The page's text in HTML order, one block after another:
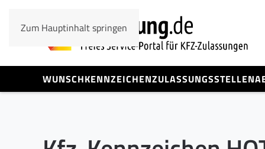
Zum Hauptinhalt springen
WUNSCHKENNZEICHENZULASSUNGSSTELLEN